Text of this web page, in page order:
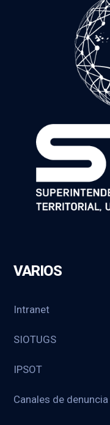
VARIOS
Intranet
SIOTUGS
IPSOT
Canales de denuncia